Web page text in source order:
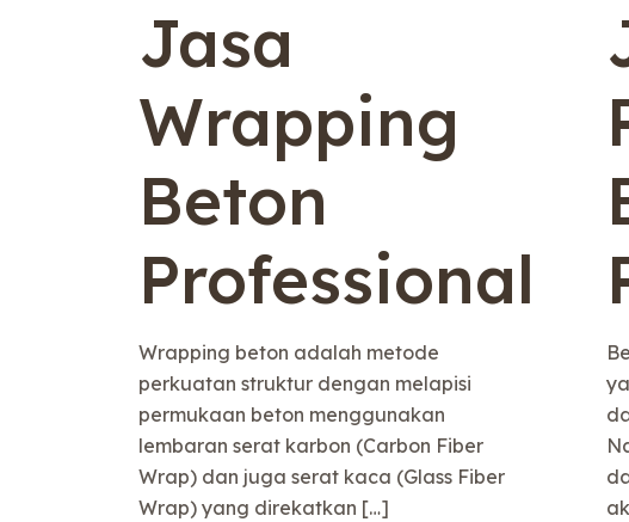
Jasa
Wrapping
Beton
Professional
Wrapping beton adalah metode
perkuatan struktur dengan melapisi
permukaan beton menggunakan
lembaran serat karbon (Carbon Fiber
Wrap) dan juga serat kaca (Glass Fiber
Wrap) yang direkatkan […]